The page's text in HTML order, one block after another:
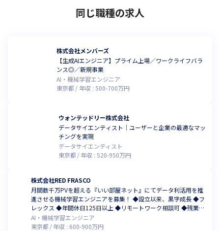
同じ職種の求人
株式会社メンバーズ
【生成AIエンジニア】プライム上場／ワークライフバラ
ンス◎／新規事業
AI・機械学習エンジニア
東京都
年収 : 500-700万円
ウォンテッドリー株式会社
データサイエンティスト｜ユーザーと企業の最適なマッ
チングを実現
データサイエンティスト
東京都
年収 :520-950万円
株式会社RED FRASCO
月間数千万PVを超える『いい部屋ネット』にてデータ利活用を推
進させる機械学習エンジニアを募集！ ◆設立以来、黒字成長 ◆フ
レックス ◆年間休日125日以上 ◆リモートワーク相談可 ◆残業月
10h程度 ◆副業可
AI・機械学習エンジニア
東京都
年収 : 600-900万円